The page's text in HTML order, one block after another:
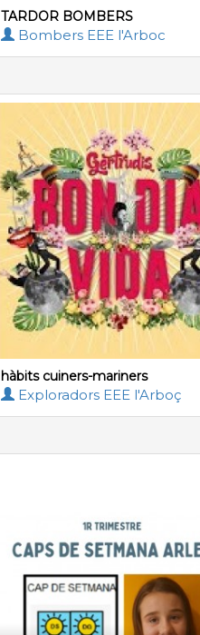
TARDOR BOMBERS
Bombers EEE l'Arboc
hàbits cuiners-mariners
Exploradors EEE l'Arboç